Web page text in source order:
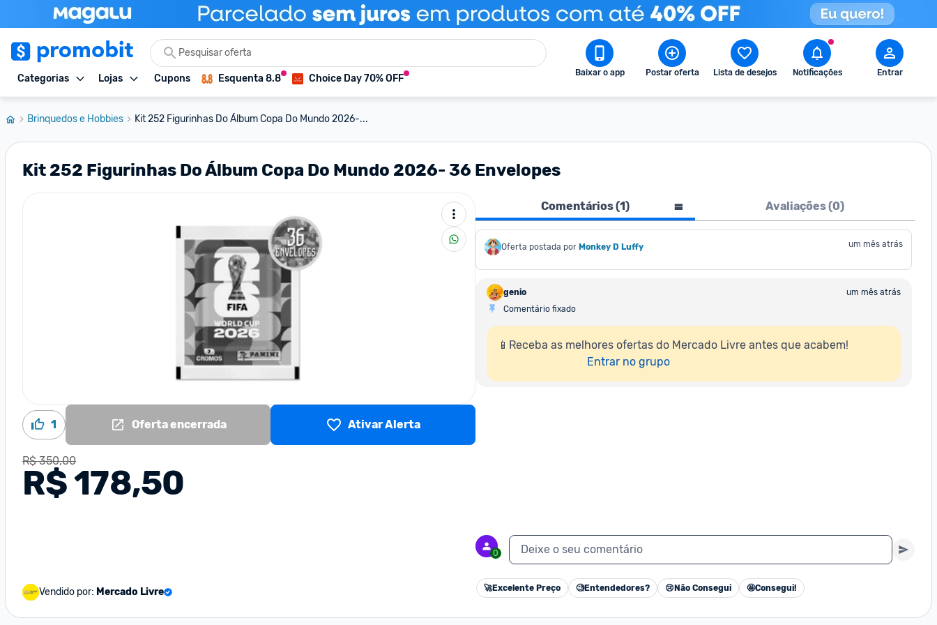
Categorias Lojas Cupons Esquenta 8.8 Choice Day 70% OFF Baixar o app Postar oferta Lista de desejos Notificações Entrar
Brinquedos e Hobbies Kit 252 Figurinhas Do Álbum Copa Do Mundo 2026-...
Kit 252 Figurinhas Do Álbum Copa Do Mundo 2026- 36 Envelopes
1 Oferta encerrada Ativar Alerta
R$ 350,00
R$ 178,50
Vendido por: Mercado Livre
Comentários (1) Avaliações (0)
Oferta postada por Monkey D Luffy um mês atrás
genio
um mês atrás
Comentário fixado
📱Receba as melhores ofertas do Mercado Livre antes que acabem!
Entrar no grupo
0 Deixe o seu comentário
🚀Excelente Preço 🧐Entendedores? 😢 Não Consegui 🤩Consegui!